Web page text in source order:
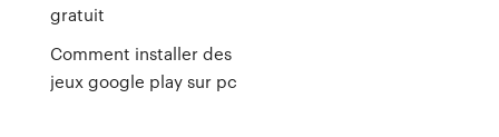
gratuit
Comment installer des
jeux google play sur pc